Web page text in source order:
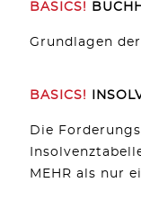
BASICS!
Grundlagen
BASICS!
Die
MEHR als nur